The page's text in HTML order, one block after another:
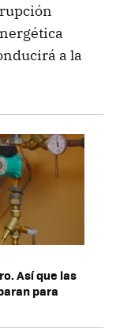
a la
Así que las
para